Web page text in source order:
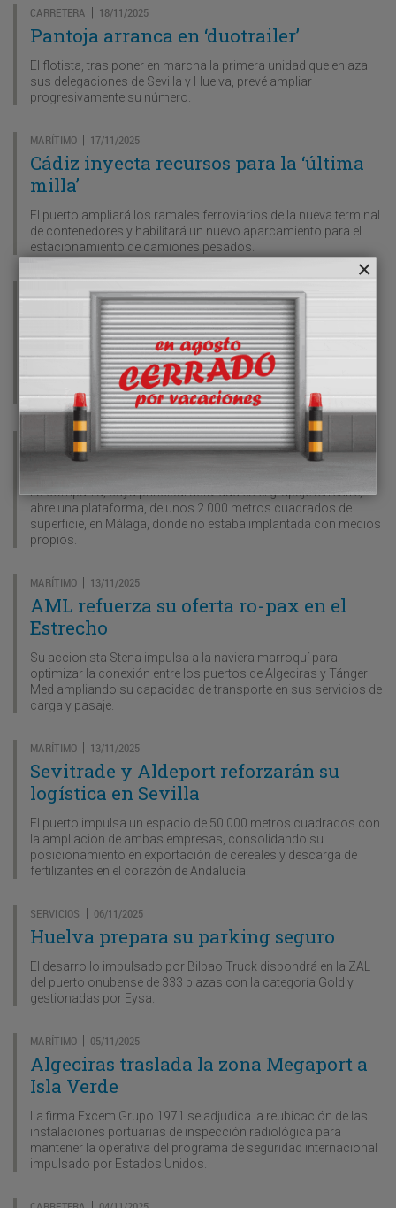
CARRETERA | 18/11/2025
Pantoja arranca en ‘duotrailer’
El flotista, tras poner en marcha la primera unidad que enlaza
sus delegaciones de Sevilla y Huelva, prevé ampliar
progresivamente su número.
MARÍTIMO | 17/11/2025
Cádiz inyecta recursos para la ‘última
milla’
El puerto ampliará los ramales ferroviarios de la nueva terminal
de contenedores y habilitará un nuevo aparcamiento para el
estacionamiento de camiones pesados.
|14/11/2025
Yilport Huelva gana peso en el
Atlántico
El tráfico de contenedores en el enclave onubense crece a un
ritmo del 30% y apunta a un nuevo techo histórico en 2025 por
encima de los 110.000 TEU.
TRANSITARIOS |13/11/2025
Arcese gana capacidad logística
La compañía, cuya principal actividad es el grupaje terrestre,
abre una plataforma, de unos 2.000 metros cuadrados de
superficie, en Málaga, donde no estaba implantada con medios
propios.
MARÍTIMO | 13/11/2025
AML refuerza su oferta ro-pax en el
Estrecho
Su accionista Stena impulsa a la naviera marroquí para
optimizar la conexión entre los puertos de Algeciras y Tánger
Med ampliando su capacidad de transporte en sus servicios de
carga y pasaje.
MARÍTIMO | 13/11/2025
Sevitrade y Aldeport reforzarán su
logística en Sevilla
El puerto impulsa un espacio de 50.000 metros cuadrados con
la ampliación de ambas empresas, consolidando su
posicionamiento en exportación de cereales y descarga de
fertilizantes en el corazón de Andalucía.
SERVICIOS | 06/11/2025
Huelva prepara su parking seguro
El desarrollo impulsado por Bilbao Truck dispondrá en la ZAL
del puerto onubense de 333 plazas con la categoría Gold y
gestionadas por Eysa.
MARÍTIMO | 05/11/2025
Algeciras traslada la zona Megaport a
Isla Verde
La firma Excem Grupo 1971 se adjudica la reubicación de las
instalaciones portuarias de inspección radiológica para
mantener la operativa del programa de seguridad internacional
impulsado por Estados Unidos.